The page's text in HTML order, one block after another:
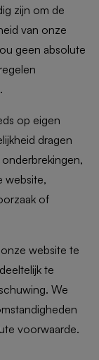
zijn om de
van onze
geen absolute
op eigen
dragen
website,
of
website te
te
We
voorwaarde.